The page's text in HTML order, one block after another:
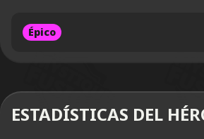
Épico
ESTADÍSTICAS DEL